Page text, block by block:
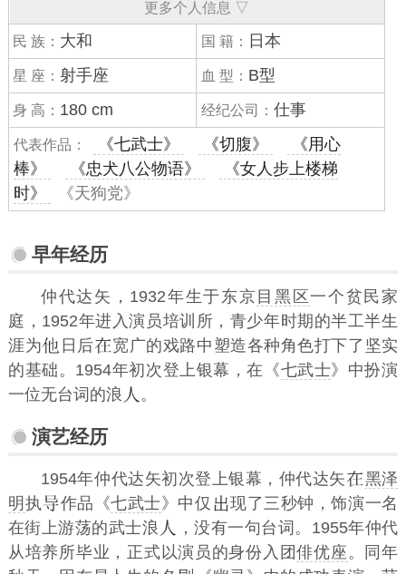
更多个人信息 ▽
民 族： 大和 国 籍： 日本
星 座： 射手座 血 型： B型
身 高： 180 cm 经纪公司： 仕事
代表作品： 《七武士》 《切腹》
《用心
棒》
《忠犬八公物语》
《女人步上楼梯
时》
《天狗党》
早年经历
仲代达矢，1932年生于东京 目黑区 一个贫民家
庭，1952年进入演员培训所，青少年时期的半工半生
涯为
日后
宽广的戏路中塑造各种角色打下了坚实
的基础。1954年初次登上银幕，在《七武士》中扮演
一位无台词的浪
。
演艺经历
1954年仲代达矢初次登上银幕，仲代达矢
黑泽
明 执 作品《七武士》中仅
现了三秒钟，饰演一名
在街上游荡的武士浪
，没有一句台词。1955年仲代
从培养所毕业，正式以演员的身份入团俳优座。同年